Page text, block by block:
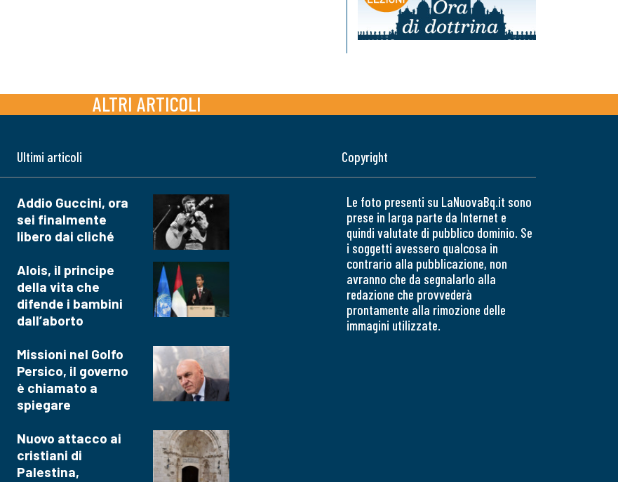
ALTRI ARTICOLI
Ultimi articoli
Addio Guccini, ora
sei finalmente
libero dai cliché
Alois, il principe
della vita che
difende i bambini
dall’aborto
Missioni nel Golfo
Persico, il governo
è chiamato a
spiegare
Nuovo attacco ai
cristiani di
Palestina,
Copyright
Le foto presenti su LaNuovaBq.it sono
prese in larga parte da Internet e
quindi valutate di pubblico dominio. Se
i soggetti avessero qualcosa in
contrario alla pubblicazione, non
avranno che da segnalarlo alla
redazione che provvederà
prontamente alla rimozione delle
immagini utilizzate.